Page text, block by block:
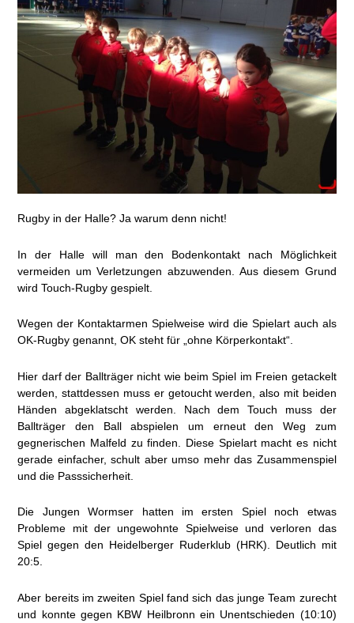
Rugby in der Halle? Ja warum denn nicht!
In der Halle will man den Bodenkontakt nach Möglichkeit
vermeiden um Verletzungen abzuwenden. Aus diesem Grund
wird Touch-Rugby gespielt.
Wegen der Kontaktarmen Spielweise wird die Spielart auch als
OK-Rugby genannt, OK steht für „ohne Körperkontakt“.
Hier darf der Ballträger nicht wie beim Spiel im Freien getackelt
werden, stattdessen muss er getoucht werden, also mit beiden
Händen abgeklatscht werden. Nach dem Touch muss der
Ballträger den Ball abspielen um erneut den Weg zum
gegnerischen Malfeld zu finden. Diese Spielart macht es nicht
gerade einfacher, schult aber umso mehr das Zusammenspiel
und die Passsicherheit.
Die Jungen Wormser hatten im ersten Spiel noch etwas
Probleme mit der ungewohnte Spielweise und verloren das
Spiel gegen den Heidelberger Ruderklub (HRK). Deutlich mit
20:5.
Aber bereits im zweiten Spiel fand sich das junge Team zurecht
und konnte gegen KBW Heilbronn ein Unentschieden (10:10)